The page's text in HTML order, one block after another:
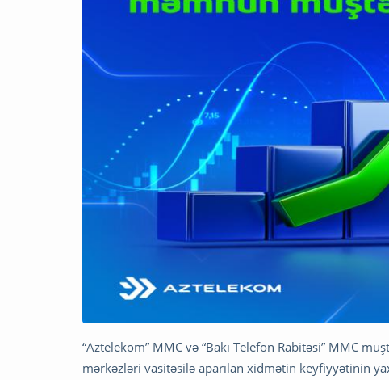
“Aztelekom” MMC və “Bakı Telefon Rabitəsi” MMC
mərkəzləri vasitəsilə aparılan xidmətin keyfiyyətinin